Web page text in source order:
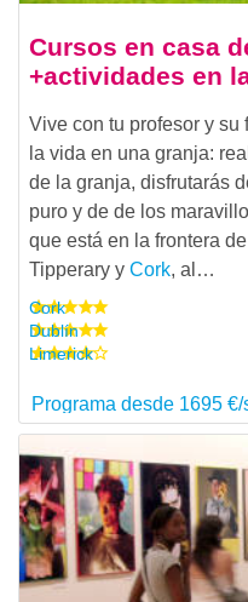
Cursos en casa
+actividades en
Vive con tu profesor y
la vida en una granja:
de la granja, disfrutarás
puro y de de los
que está en la frontera
Tipperary y Cork, al…
Cork
Dublín
Limerick
Programa desde 1695 €/